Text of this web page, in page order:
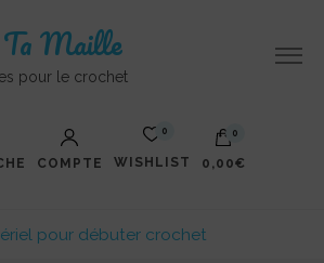
Ta Maille
pour le crochet
COMPTE
0
WISHLIST
0
0,00€
panier est vide.
pour débuter crochet